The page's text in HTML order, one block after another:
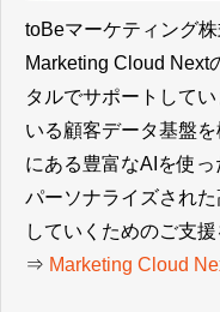
toBeマーケティング
Marketing Cloud Next
タルでサポートして
いる顧客データ基盤
にある豊富なAIを使
パーソナライズされ
していくためのご支
⇒ Marketing Cloud